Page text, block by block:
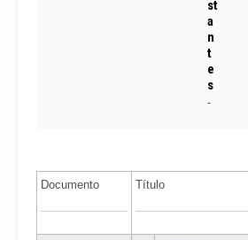
st
a
n
t
e
s
-
Documento Título